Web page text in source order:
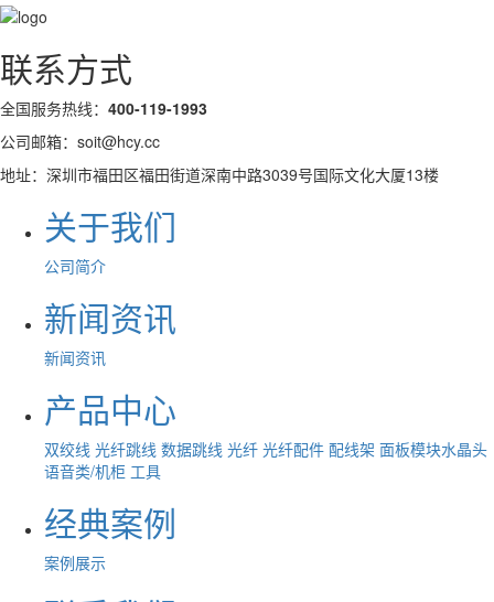
联系方式
全国服务热线： 400-119-1993
公司邮箱：soit@hcy.cc
地址：深圳市福田区福田街道深南中路3039号国际文化大厦13楼
关于我们
公司简介
新闻资讯
新闻资讯
产品中心
双绞线 光纤跳线 数据跳线 光纤 光纤配件 配线架 面板模块水晶头
语音类/机柜 工具
经典案例
案例展示